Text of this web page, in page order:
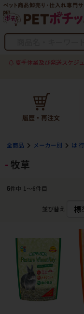
夏季休業及び発送スケジ
全商品 メーカー別 は 行
牧草
6件中 1〜6件目
並び替え